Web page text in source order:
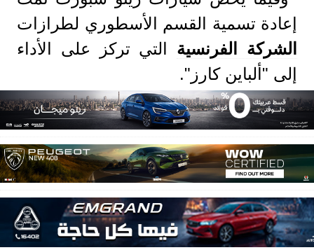
إعادة تسمية القسم الأسطوري لطرازات
الشركة الفرنسية التي تركز على الأداء
إلى "ألباين كارز".